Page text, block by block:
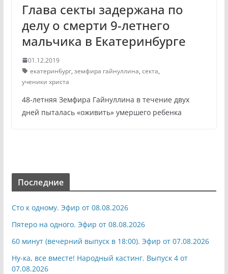
Глава секты задержана по
делу о смерти 9-летнего
мальчика в Екатеринбурге
01.12.2019
екатеринбург, земфира гайнуллина, секта,
ученики христа
48-летняя Земфира Гайнуллина в течение двух
дней пыталась «оживить» умершего ребенка
Последние
Сто к одному. Эфир от 08.08.2026
Пятеро на одного. Эфир от 08.08.2026
60 минут (вечерний выпуск в 18:00). Эфир от 07.08.2026
Ну-ка, все вместе! Народный кастинг. Выпуск 4 от
07.08.2026